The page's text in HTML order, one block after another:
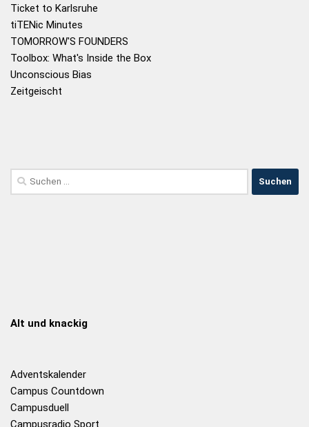
Ticket to Karlsruhe
tiTENic Minutes
TOMORROW'S FOUNDERS
Toolbox: What's Inside the Box
Unconscious Bias
Zeitgeischt
Alt und knackig
Adventskalender
Campus Countdown
Campusduell
Campusradio Sport